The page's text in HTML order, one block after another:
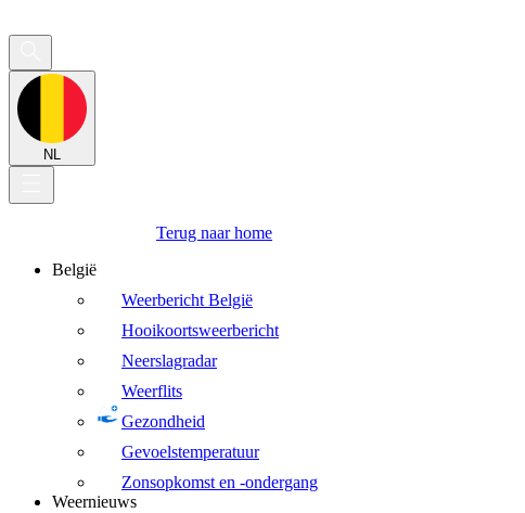
NL
Terug naar home
België
Weerbericht België
Hooikoortsweerbericht
Neerslagradar
Weerflits
Gezondheid
Gevoelstemperatuur
Zonsopkomst en -ondergang
Weernieuws